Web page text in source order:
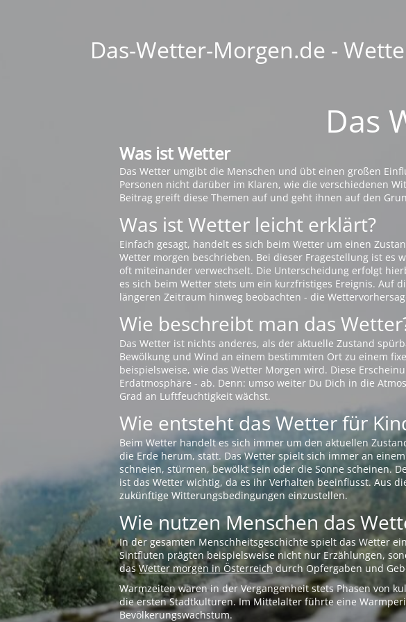
Das-Wetter-Morgen.de -
Das
Was ist Wetter
Das Wetter umgibt die Menschen und übt einen großen
Personen nicht darüber im Klaren, wie die verschiedenen
Beitrag greift diese Themen auf und geht ihnen auf den
Was ist Wetter leicht erklärt?
Einfach gesagt, handelt es sich beim Wetter um einen
Wetter morgen beschrieben. Bei dieser Fragestellung ist
oft miteinander verwechselt. Die Unterscheidung erfolgt
es sich beim Wetter stets um ein kurzfristiges Ereignis. Auf
längeren Zeitraum hinweg beobachten - die
Wie beschreibt man das
Das Wetter ist nichts anderes, als der aktuelle Zustand
Bewölkung und Wind an einem bestimmten Ort zu einem
beispielsweise, wie das Wetter Morgen wird. Diese
Erdatmosphäre - ab. Denn: umso weiter Du Dich in die
Grad an Luftfeuchtigkeit wächst.
Wie entsteht das Wetter für
Beim Wetter handelt es sich immer um den aktuellen
die Erde herum, statt. Das Wetter spielt sich immer an
schneien, stürmen, bewölkt sein oder die Sonne scheinen.
ist das Wetter wichtig, da es ihr Verhalten beeinflusst. Aus
zukünftige Witterungsbedingungen einzustellen.
Wie nutzen Menschen das
In der gesamten Menschheitsgeschichte spielt das Wetter
Sintfluten prägten beispielsweise nicht nur Erzählungen,
dasWetter morgen in Österreichdurch Opfergaben und
Warmzeiten waren in der Vergangenheit stets Phasen von
die ersten Stadtkulturen. Im Mittelalter führte eine
Bevölkerungswachstum.